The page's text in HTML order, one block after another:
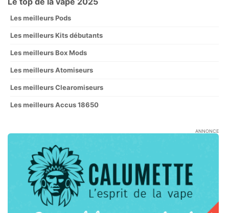
Les meilleurs Pods
Les meilleurs Kits débutants
Les meilleurs Box Mods
Les meilleurs Atomiseurs
Les meilleurs Clearomiseurs
Les meilleurs Accus 18650
ANNONCE